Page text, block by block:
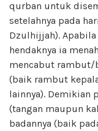
qurban untuk
setelahnya pada
Dzulhijjah).
hendaknya ia
mencabut rambut/
(baik rambut
lainnya). Demikian
(tangan maupun
badannya (baik